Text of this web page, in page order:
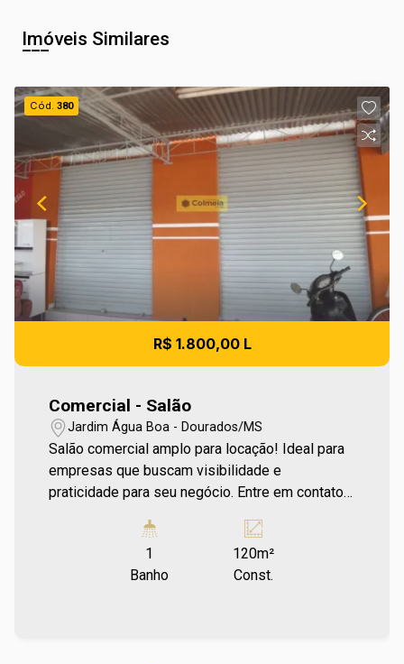
Imóveis Similares
Cód.380
R$ 1.800,00 L
Comercial - Salão
Jardim Água Boa - Dourados/MS
Salão comercial amplo para locação! Ideal para
empresas que buscam visibilidade e
praticidade para seu negócio. Entre em contato
Os valores de IPTU e Condomínio poderão
sofrer reajustes de valores sem aviso prévio,
pois são de responsabilidade da administradora
1
Banho
120m²
Const.